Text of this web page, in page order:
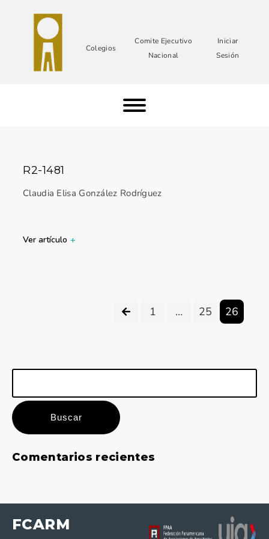
Colegios
Comite Ejecutivo
Nacional
Iniciar
Sesión
R2-1481
Claudia Elisa González Rodríguez
Ver artículo +
1 … 25 26
Buscar:
Comentarios recientes
FCARM